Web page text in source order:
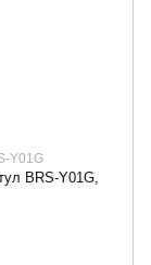
Y01G
BRS-Y01G,